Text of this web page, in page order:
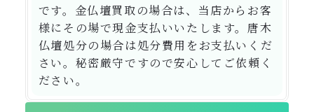
です。金仏壇買取の場合は、当店からお客
様にその場で現金支払いいたします。唐木
仏壇処分の場合は処分費用をお支払いくだ
さい。秘密厳守ですので安心してご依頼く
ださい。